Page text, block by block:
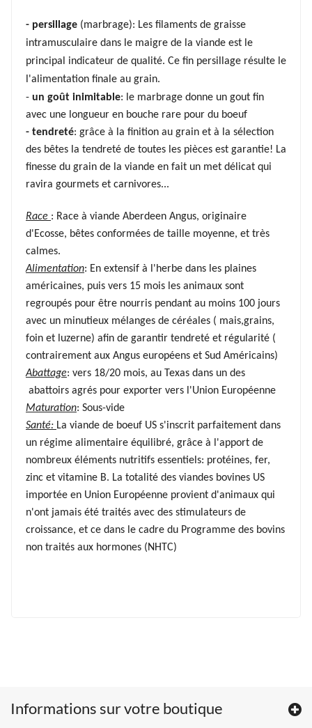
- persillage (marbrage): Les filaments de graisse
intramusculaire dans le maigre de la viande est le
principal indicateur de qualité. Ce fin persillage résulte le
l'alimentation finale au grain.
- un goût inimitable: le marbrage donne un gout fin
avec une longueur en bouche rare pour du boeuf
- tendreté: grâce à la finition au grain et à la sélection
des bêtes la tendreté de toutes les pièces est garantie! La
finesse du grain de la viande en fait un met délicat qui
ravira gourmets et carnivores...
Race : Race à viande Aberdeen Angus, originaire
d'Ecosse, bêtes conformées de taille moyenne, et très
calmes.
Alimentation: En extensif à l'herbe dans les plaines
américaines, puis vers 15 mois les animaux sont
regroupés pour être nourris pendant au moins 100 jours
avec un minutieux mélanges de céréales ( mais,grains,
foin et luzerne) afin de garantir tendreté et régularité (
contrairement aux Angus européens et Sud Américains)
Abattage: vers 18/20 mois, au Texas dans un des
abattoirs agrés pour exporter vers l'Union Européenne
Maturation: Sous-vide
Santé: La viande de boeuf US s'inscrit parfaitement dans
un régime alimentaire équilibré, grâce à l'apport de
nombreux éléments nutritifs essentiels: protéines, fer,
zinc et vitamine B. La totalité des viandes bovines US
importée en Union Européenne provient d'animaux qui
n'ont jamais été traités avec des stimulateurs de
croissance, et ce dans le cadre du Programme des bovins
non traités aux hormones (NHTC)
Informations sur votre boutique